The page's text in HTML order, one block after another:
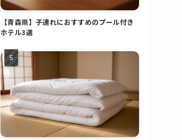
【青森県】子連れにおすすめのプール付き
ホテル3選